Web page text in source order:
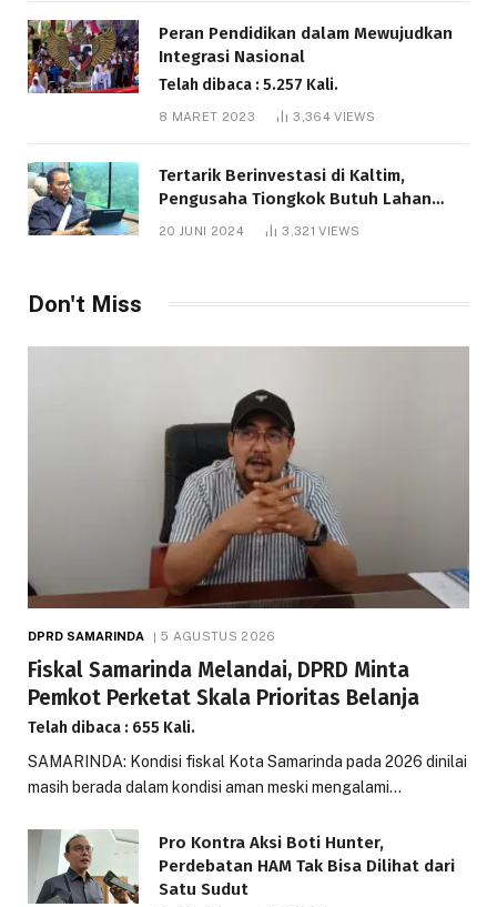
Peran Pendidikan dalam Mewujudkan
Integrasi Nasional
Telah dibaca : 5.257 Kali.
8 MARET 2023 3,364VIEWS
Tertarik Berinvestasi di Kaltim,
Pengusaha Tiongkok Butuh Lahan
20 JUNI 2024 3,321VIEWS
Don't Miss
DPRD SAMARINDA 5 AGUSTUS 2026
Fiskal Samarinda Melandai, DPRD Minta
Pemkot Perketat Skala Prioritas Belanja
Telah dibaca : 655 Kali.
SAMARINDA: Kondisi fiskal Kota Samarinda pada 2026 dinilai
masih berada dalam kondisi aman meski mengalami…
Pro Kontra Aksi Boti Hunter,
Perdebatan HAM Tak Bisa Dilihat dari
Satu Sudut